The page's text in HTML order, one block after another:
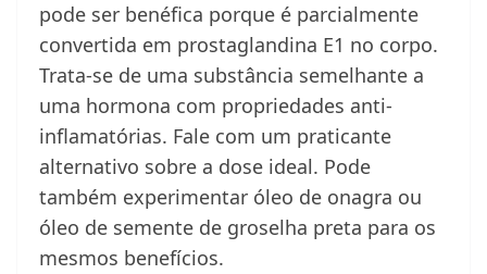
pode ser benéfica porque é parcialmente
convertida em prostaglandina E1 no corpo.
Trata-se de uma substância semelhante a
uma hormona com propriedades anti-
inflamatórias. Fale com um praticante
alternativo sobre a dose ideal. Pode
também experimentar óleo de onagra ou
óleo de semente de groselha preta para os
mesmos benefícios.